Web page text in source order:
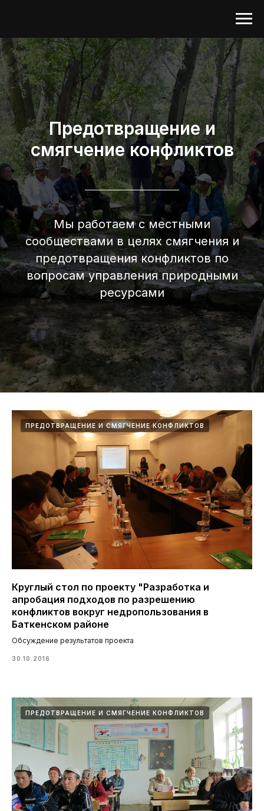
Предотвращение и
смягчение конфликтов
Мы работаем с местными
сообществами в целях смягчения и
предотвращения конфликтов по
вопросам управления природными
ресурсами
ПРЕДОТВРАЩЕНИЕ И СМЯГЧЕНИЕ КОНФЛИКТОВ
Круглый стол по проекту "Разработка и
апробация подходов по разрешению
конфликтов вокруг недропользования в
Баткенском районе
Обсуждение результатов проекта
30.10.2016
ПРЕДОТВРАЩЕНИЕ И СМЯГЧЕНИЕ КОНФЛИКТОВ